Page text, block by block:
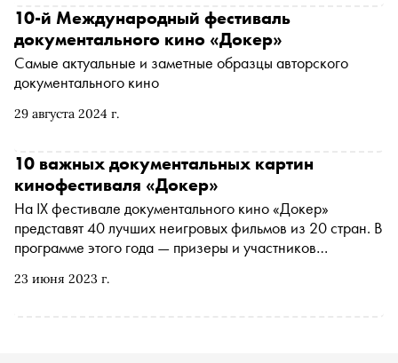
29 августа 2024 г.
10-й Международный фестиваль
документального кино «Докер»
Самые актуальные и заметные образцы авторского
документального кино
23 июня 2023 г.
10 важных документальных картин
кинофестиваля «Докер»
На IX фестивале документального кино «Докер»
представят 40 лучших неигровых фильмов из 20 стран. В
программе этого года — призеры и участников
Visions du réel в Нионе, CPH:DOX в Копенгагене,